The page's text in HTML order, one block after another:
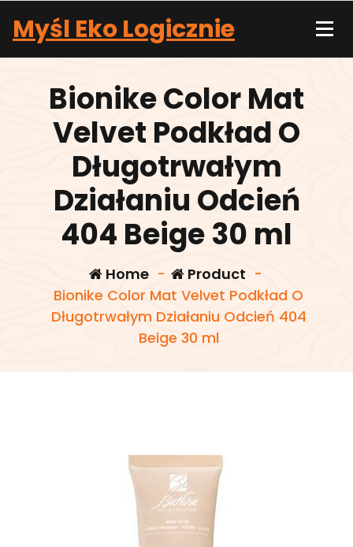
content
Myśl Eko Logicznie
Bionike Color Mat
Velvet Podkład O
Długotrwałym
Działaniu Odcień
404 Beige 30 ml
Home- Product -
Bionike Color Mat Velvet Podkład O
Długotrwałym Działaniu Odcień 404
Beige 30 ml